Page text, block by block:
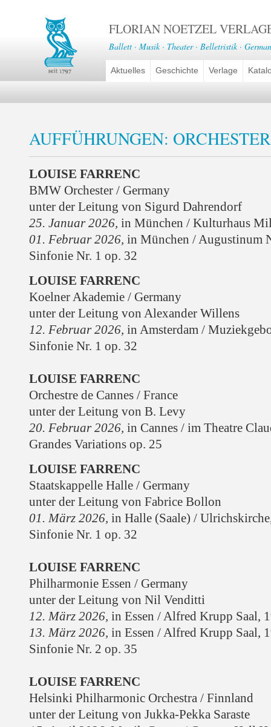
FLORIAN NOETZEL
Ballett · Musik · Theater · Belletristik ·
Aktuelles Geschichte Verlage
AUFFÜHRUNGEN:
LOUISE FARRENC
BMW Orchester / Germany
unter der Leitung von Sigurd Dahrendorf
25. Januar 2026, in München / Kulturhaus
01. Februar 2026, in München / Augustinum
Sinfonie Nr. 1 op. 32
LOUISE FARRENC
Koelner Akademie / Germany
unter der Leitung von Alexander Willens
12. Februar 2026, in Amsterdam /
Sinfonie Nr. 1 op. 32
LOUISE FARRENC
Orchestre de Cannes / France
unter der Leitung von B. Levy
20. Februar 2026, in Cannes / im Theatre
Grandes Variations op. 25
LOUISE FARRENC
Staatskappelle Halle / Germany
unter der Leitung von Fabrice Bollon
01. März 2026, in Halle (Saale) / Ulrichskirche
Sinfonie Nr. 1 op. 32
LOUISE FARRENC
Philharmonie Essen / Germany
unter der Leitung von Nil Venditti
12. März 2026, in Essen / Alfred Krupp Saal,
13. März 2026, in Essen /Alfred Krupp Saal,
Sinfonie Nr. 2 op. 35
LOUISE FARRENC
Helsinki Philharmonic Orchestra / Finnland
unter der Leitung von Jukka-Pekka Saraste